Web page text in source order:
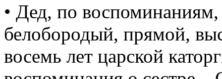
• Дед, по
белобородый, прямой,
восемь лет царской